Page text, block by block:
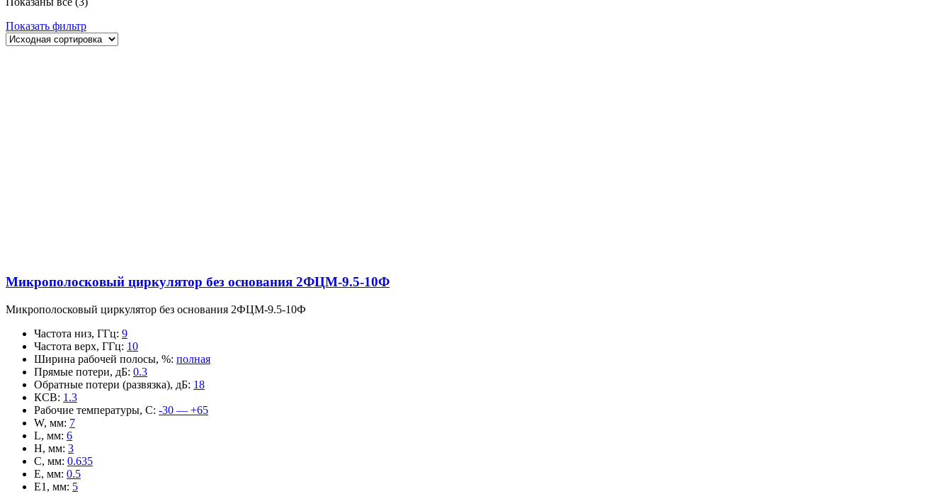
Показать фильтр
Микрополосковый циркулятор без основания 2ФЦМ-9.5-10Ф
Микрополосковый циркулятор без основания 2ФЦМ-9.5-10Ф
Частота низ, ГГц: 9
Частота верх, ГГц: 10
Ширина рабочей полосы, %: полная
Прямые потери, дБ: 0.3
Обратные потери (развязка), дБ: 18
КСВ: 1.3
Рабочие температуры, С: -30 — +65
W, мм: 7
L, мм: 6
H, мм: 3
C, мм: 0.635
E, мм: 0.5
E1, мм: 5